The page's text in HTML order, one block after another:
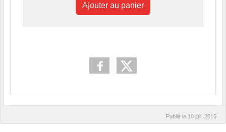
Ajouter au panier
Publié le 10 juil. 2015